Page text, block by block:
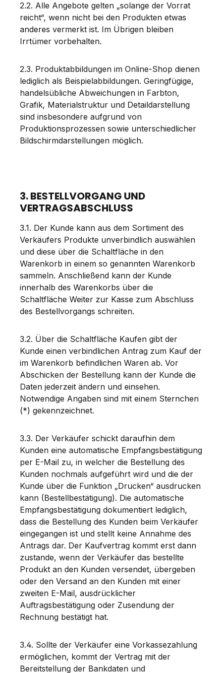
2.2. Alle Angebote gelten „solange der Vorrat
reicht“, wenn nicht bei den Produkten etwas
anderes vermerkt ist. Im Übrigen bleiben
Irrtümer vorbehalten.
2.3. Produktabbildungen im Online-Shop dienen
lediglich als Beispielabbildungen. Geringfügige,
handelsübliche Abweichungen in Farbton,
Grafik, Materialstruktur und Detaildarstellung
sind insbesondere aufgrund von
Produktionsprozessen sowie unterschiedlicher
Bildschirmdarstellungen möglich.
3. BESTELLVORGANG UND
VERTRAGSABSCHLUSS
3.1. Der Kunde kann aus dem Sortiment des
Verkäufers Produkte unverbindlich auswählen
und diese über die Schaltfläche in den
Warenkorb in einem so genannten Warenkorb
sammeln. Anschließend kann der Kunde
innerhalb des Warenkorbs über die
Schaltfläche Weiter zur Kasse zum Abschluss
des Bestellvorgangs schreiten.
3.2. Über die Schaltfläche Kaufen gibt der
Kunde einen verbindlichen Antrag zum Kauf der
im Warenkorb befindlichen Waren ab. Vor
Abschicken der Bestellung kann der Kunde die
Daten jederzeit ändern und einsehen.
Notwendige Angaben sind mit einem Sternchen
(*) gekennzeichnet.
3.3. Der Verkäufer schickt daraufhin dem
Kunden eine automatische Empfangsbestätigung
per E-Mail zu, in welcher die Bestellung des
Kunden nochmals aufgeführt wird und die der
Kunde über die Funktion „Drucken“ ausdrucken
kann (Bestellbestätigung). Die automatische
Empfangsbestätigung dokumentiert lediglich,
dass die Bestellung des Kunden beim Verkäufer
eingegangen ist und stellt keine Annahme des
Antrags dar. Der Kaufvertrag kommt erst dann
zustande, wenn der Verkäufer das bestellte
Produkt an den Kunden versendet, übergeben
oder den Versand an den Kunden mit einer
zweiten E-Mail, ausdrücklicher
Auftragsbestätigung oder Zusendung der
Rechnung bestätigt hat.
3.4. Sollte der Verkäufer eine Vorkassezahlung
ermöglichen, kommt der Vertrag mit der
Bereitstellung der Bankdaten und